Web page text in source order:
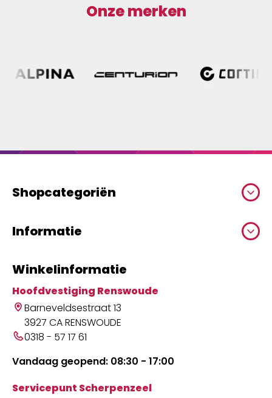
Onze merken
Shopcategoriën
Informatie
Winkelinformatie
Hoofdvestiging Renswoude
Barneveldsestraat 13
3927 CA RENSWOUDE
0318 - 57 17 61
Vandaag geopend: 08:30 - 17:00
Servicepunt Scherpenzeel